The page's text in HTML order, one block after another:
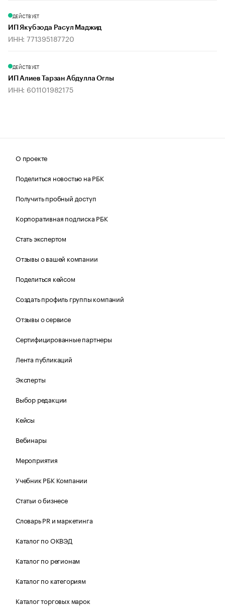
ДЕЙСТВУЕТ
ИП Якубзода Расул Маджид
ИНН: 771395187720
ДЕЙСТВУЕТ
ИП Алиев Тарзан Абдулла Оглы
ИНН: 601101982175
О проекте
Поделиться новостью на РБК
Получить пробный доступ
Корпоративная подписка РБК
Стать экспертом
Отзывы о вашей компании
Поделиться кейсом
Создать профиль группы компаний
Отзывы о сервисе
Сертифицированные партнеры
Лента публикаций
Эксперты
Выбор редакции
Кейсы
Вебинары
Мероприятия
Учебник РБК Компании
Статьи о бизнесе
Словарь PR и маркетинга
Каталог по ОКВЭД
Каталог по регионам
Каталог по категориям
Каталог торговых марок